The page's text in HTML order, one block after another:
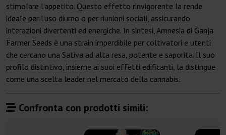
stimolare l'appetito. Questo effetto rinvigorente la rende
ideale per l'uso diurno o per riunioni sociali, assicurando
interazioni divertenti ed energiche. In sintesi, Amnesia di Ganja
Farmer Seeds è una strain imperdibile per coltivatori e utenti
che cercano una Sativa ad alta resa, potente e saporita. Il suo
profilo distintivo, insieme ai suoi effetti edificanti, la distingue
come una scelta leader nel mercato della cannabis.
Confronta con prodotti simili: